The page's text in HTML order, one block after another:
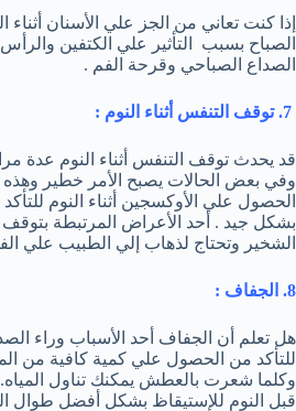
إذا كنت تعاني من الجز علي الأسنان أثناء
الصباح بسبب التأثير علي الكتفين
الصداع الصباحي وقرحة الفم .
قد يحدث توقف التنفس أثناء النوم عدة
وفي بعض الحالات يصبح الأمر خطير وهذه
الحصول علي الأوكسجين أثناء النوم
بشكل جيد . أحد الأعراض المرتبطة بتوقف
الشخير وتحتاج لذهاب إلي الطبيب علي
8. الجفاف :
هل تعلم أن الجفاف أحد الأسباب وراء
للتأكد من الحصول علي كمية كافية من
وكلما شعرت بالعطش يمكنك تناول المياه.
قبل النوم للإستيقاظ بشكل أفضل طوال